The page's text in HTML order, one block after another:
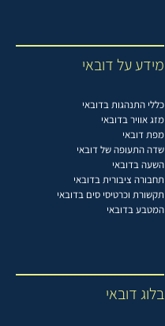
מידע על דובאי
כללי התנהגות בדובאי
מזג אוויר בדובאי
מפת דובאי
שדה התעופה של דובאי
השעה בדובאי
תחבורה ציבורית בדובאי
תקשורת וכרטיסי סים בדובאי
המטבע בדובאי
בלוג דובאי